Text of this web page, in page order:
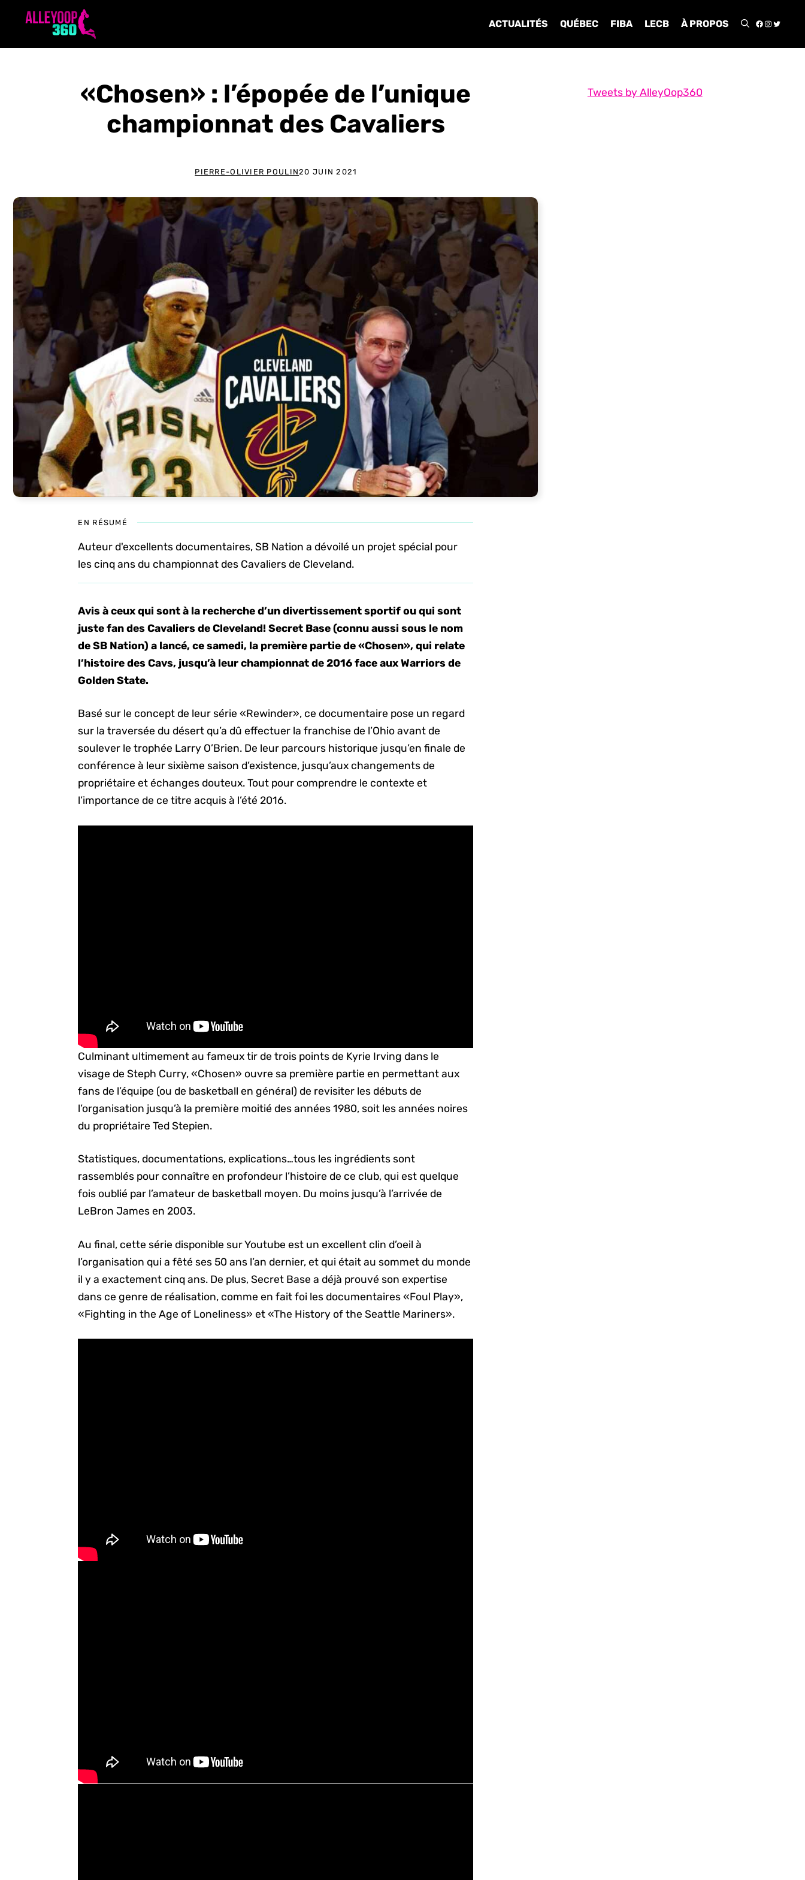
ACTUALITÉS QUÉBEC FIBA LECB À PROPOS
«Chosen» : l’épopée de l’unique
championnat des Cavaliers
PIERRE-OLIVIER POULIN20 JUIN 2021
EN RÉSUMÉ
Auteur d'excellents documentaires, SB Nation a dévoilé un projet spécial pour
les cinq ans du championnat des Cavaliers de Cleveland.
Avis à ceux qui sont à la recherche d’un divertissement sportif ou qui sont
juste fan des Cavaliers de Cleveland! Secret Base (connu aussi sous le nom
de SB Nation) a lancé, ce samedi, la première partie de «Chosen», qui relate
l’histoire des Cavs, jusqu’à leur championnat de 2016 face aux Warriors de
Golden State.
Basé sur le concept de leur série «Rewinder», ce documentaire pose un regard
sur la traversée du désert qu’a dû effectuer la franchise de l’Ohio avant de
soulever le trophée Larry O’Brien. De leur parcours historique jusqu’en finale de
conférence à leur sixième saison d’existence, jusqu’aux changements de
propriétaire et échanges douteux. Tout pour comprendre le contexte et
l’importance de ce titre acquis à l’été 2016.
Culminant ultimement au fameux tir de trois points de Kyrie Irving dans le
visage de Steph Curry, «Chosen» ouvre sa première partie en permettant aux
fans de l’équipe (ou de basketball en général) de revisiter les débuts de
l’organisation jusqu’à la première moitié des années 1980, soit les années noires
du propriétaire Ted Stepien.
Statistiques, documentations, explications…tous les ingrédients sont
rassemblés pour connaître en profondeur l’histoire de ce club, qui est quelque
fois oublié par l’amateur de basketball moyen. Du moins jusqu’à l’arrivée de
LeBron James en 2003.
Au final, cette série disponible sur Youtube est un excellent clin d’oeil à
l’organisation qui a fêté ses 50 ans l’an dernier, et qui était au sommet du monde
il y a exactement cinq ans. De plus, Secret Base a déjà prouvé son expertise
dans ce genre de réalisation, comme en fait foi les documentaires «Foul Play»,
«Fighting in the Age of Loneliness» et «The History of the Seattle Mariners».
Tweets by AlleyOop360